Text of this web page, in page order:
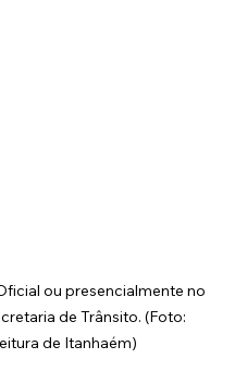
ou presencialmente no
de Trânsito. (Foto:
de Itanhaém)